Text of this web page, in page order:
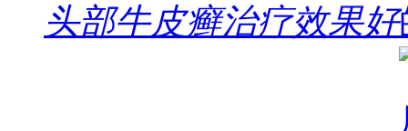
头部牛皮癣治疗效果好